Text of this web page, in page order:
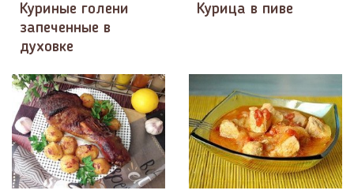
Куриные голени
запеченные в
духовке
Курица в пиве